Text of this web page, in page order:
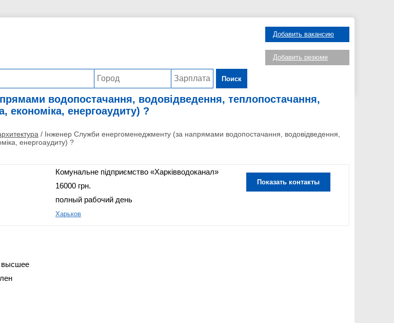
Поиск
Добавить вакансию
Добавить резюме
водопостачання, водовідведення, теплопостачання,
економіка, енергоаудиту) ?
/ Інженер Служби енергоменеджменту (за напрямами водопостачання, водовідведення,
енергоаудиту) ?
Комунальне підприємство «Харківводоканал»
16000 грн.
полный рабочий день
Харьков
Показать контакты
высшее